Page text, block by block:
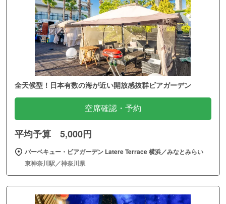
全天候型！日本有数の海が近い開放感抜群ビアガーデン
空席確認・予約
平均予算 5,000円
バーベキュー・ビアガーデン Latere Terrace 横浜／みなとみらい
東神奈川駅／神奈川県